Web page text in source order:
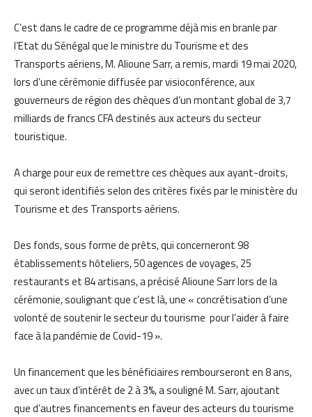
C’est dans le cadre de ce programme déjà mis en branle par
l’Etat du Sénégal que le ministre du Tourisme et des
Transports aériens, M. Alioune Sarr, a remis, mardi 19 mai 2020,
lors d’une cérémonie diffusée par visioconférence, aux
gouverneurs de région des chèques d’un montant global de 3,7
milliards de francs CFA destinés aux acteurs du secteur
touristique.
A charge pour eux de remettre ces chèques aux ayant-droits,
qui seront identifiés selon des critères fixés par le ministère du
Tourisme et des Transports aériens.
Des fonds, sous forme de prêts, qui concerneront 98
établissements hôteliers, 50 agences de voyages, 25
restaurants et 84 artisans, a précisé Alioune Sarr lors de la
cérémonie, soulignant que c’est là, une « concrétisation d’une
volonté de soutenir le secteur du tourisme pour l’aider à faire
face à la pandémie de Covid-19 ».
Un financement que les bénéficiaires rembourseront en 8 ans,
avec un taux d’intérêt de 2 à 3%, a souligné M. Sarr, ajoutant
que d’autres financements en faveur des acteurs du tourisme